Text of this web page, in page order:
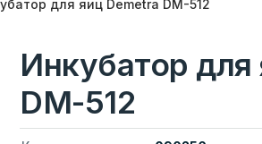
для яиц Demetra DM-512
Инкубатор для
DM-512